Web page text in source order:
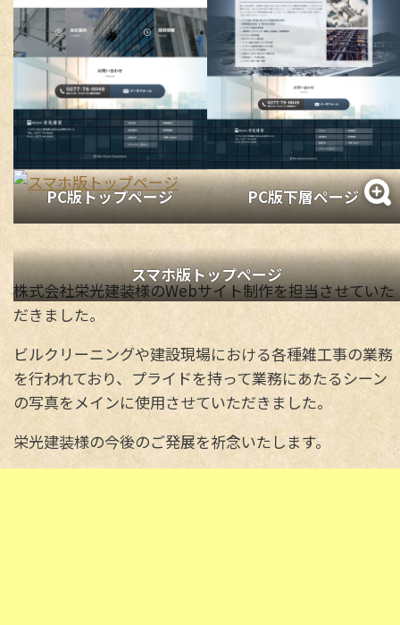
PC版トップページ PC版下層ページ
スマホ版トップページ
株式会社栄光建装様のWebサイト制作を担当させていた
だきました。
ビルクリーニングや建設現場における各種雑工事の業務
を行われており、プライドを持って業務にあたるシーン
の写真をメインに使用させていただきました。
栄光建装様の今後のご発展を祈念いたします。